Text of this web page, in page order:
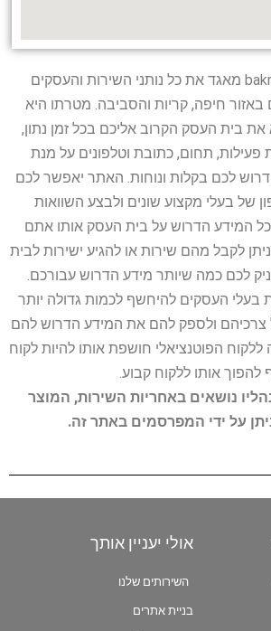
אתר עסקים bakrayot מאגד את כל נותני השירות והעסקים
חיפה, קריות והסביבה. מטרתו היא
בית העסק הקרוב אליכם בכל זמן נתון,
תחום, כתובת וטלפונים על מנת
לכם בקלות ונוחות. האתר יאפשר לכם
של בעלי מקצוע שונים ולבצע השוואות
המידע הדרוש על בית העסק אותו אתם
לקבל מהם שירות או להגיע ישירות לבית
לכם כמה שיותר מידע הדרוש עבורכם.
בעלי העסקים להיחשף לכמות גדולה יותר
צרכיהם ולספק להם את המידע הדרוש להם
ללקוח הפוטנציאלי חושפת אותו להיות לקוח
להפוך אותו ללקוח קבוע.
נושאים באחריות השירות, המוצר
על ידי המפרסמים באתר זה.
אולי יעניין אותך
השירותים שלנו
בניית אתרים